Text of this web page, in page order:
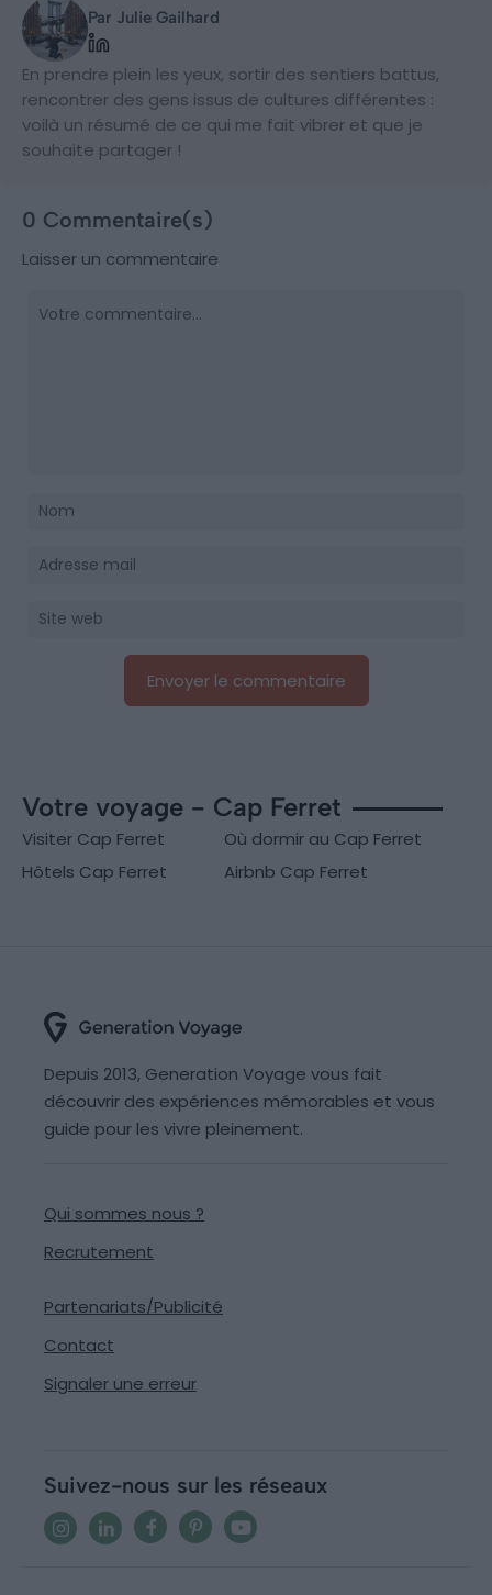
Par Julie Gailhard
En prendre plein les yeux, sortir des sentiers battus,
rencontrer des gens issus de cultures différentes :
voilà un résumé de ce qui me fait vibrer et que je
souhaite partager !
0 Commentaire(s)
Laisser un commentaire
Votre voyage - Cap Ferret
Visiter Cap Ferret
Où dormir au Cap Ferret
Hôtels Cap Ferret
Airbnb Cap Ferret
Depuis 2013, Generation Voyage vous fait
découvrir des expériences mémorables et vous
guide pour les vivre pleinement.
Qui sommes nous ?
Recrutement
Partenariats/Publicité
Contact
Signaler une erreur
Suivez-nous sur les réseaux